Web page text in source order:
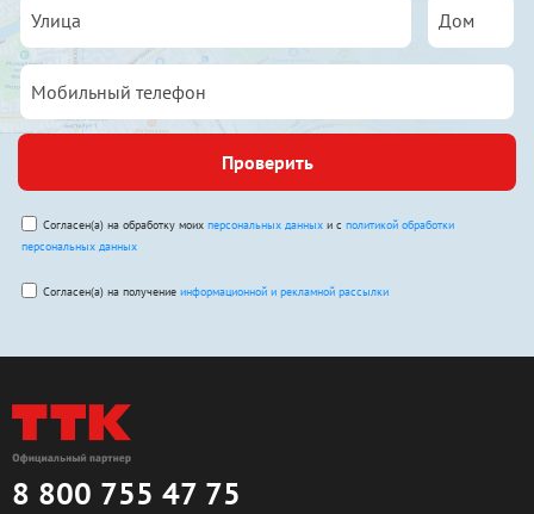
Проверить
Согласен(а) на обработку моих персональных данных и с политикой обработки
персональных данных
Согласен(а) на получение информационной и рекламной рассылки
8 800 755 47 75